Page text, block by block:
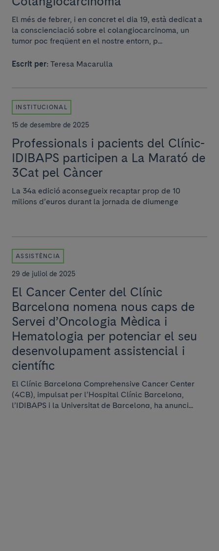
El més de febrer, i en concret el dia 19, està dedicat a
la conscienciació sobre el colangiocarcinoma, un
tumor poc freqüent en el nostre entorn, p...
Escrit per: Teresa Macarulla
INSTITUCIONAL
15 de desembre de 2025
Professionals i pacients del Clínic-
IDIBAPS participen a La Marató de
3Cat pel Càncer
La 34a edició aconsegueix recaptar prop de 10
milions d’euros durant la jornada de diumenge
ASSISTÈNCIA
29 de juliol de 2025
El Cancer Center del Clínic
Barcelona nomena nous caps de
Servei d’Oncologia Mèdica i
Hematologia per potenciar el seu
desenvolupament assistencial i
científic
El Clínic Barcelona Comprehensive Cancer Center
(4CB), impulsat per l’Hospital Clínic Barcelona,
l’IDIBAPS i la Universitat de Barcelona, ha anunci...